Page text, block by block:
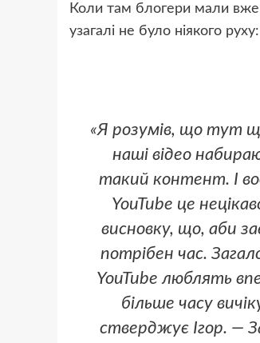
Коли там блогери мали вже
узагалі не було ніякого
«Я розумів, що тут
наші відео
такий контент. І
YouTube це
висновку, що, аби
потрібен час.
YouTube люблять
більше часу
стверджує Ігор. —